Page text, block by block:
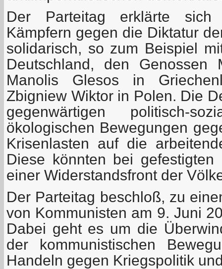
Der Parteitag erklärte
Kämpfern gegen die Diktatur
solidarisch, so zum Beispiel
Deutschland, den Genossen
Manolis Glesos in
Zbigniew Wiktor in Polen. Die
gegenwärtigen politisch-
ökologischen Bewegungen
Krisenlasten auf die
Diese könnten bei
einer Widerstandsfront der
Der Parteitag beschloß, zu
von Kommunisten am 9. Juni
Dabei geht es um die
der kommunistischen
Handeln gegen Kriegspolitik